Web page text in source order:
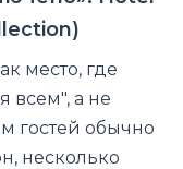
место, где
всем", а не
гостей обычно
несколько